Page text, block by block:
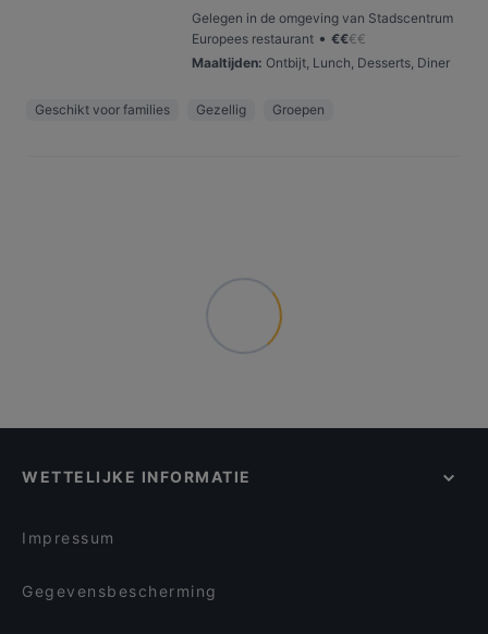
Gelegen in de omgeving van Stadscentrum
Europees restaurant • €€€€
Maaltijden: Ontbijt, Lunch, Desserts, Diner
Geschikt voor families Gezellig Groepen
WETTELIJKE INFORMATIE
Impressum
Gegevensbescherming